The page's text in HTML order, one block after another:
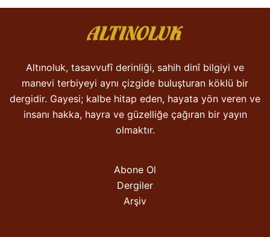
Altınoluk, tasavvufî derinliği, sahih dinî bilgiyi ve
manevi terbiyeyi aynı çizgide buluşturan köklü bir
dergidir. Gayesi; kalbe hitap eden, hayata yön veren ve
insanı hakka, hayra ve güzelliğe çağıran bir yayın
olmaktır.
Abone Ol
Dergiler
Arşiv